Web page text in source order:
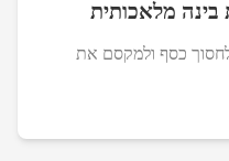
בינה מלאכותית
לחסוך כסף ולמקסם את